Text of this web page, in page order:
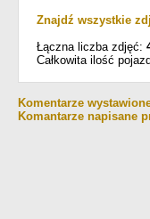
Znajdź wszystkie
Łączna liczba zdjęć:
Całkowita ilość
Komentarze
Komantarze napisane